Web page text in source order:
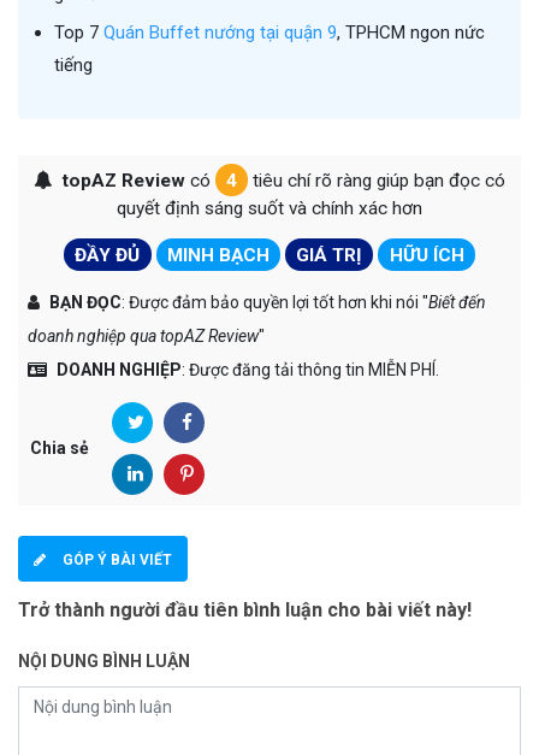
Top 7 Quán Buffet nướng tại quận 9, TPHCM ngon nức
tiếng
topAZ Reviewcó 4
tiêu chí rõ ràng giúp bạn đọc có
quyết định sáng suốt và chính xác hơn
ĐẦY ĐỦ MINH BẠCH GIÁ TRỊ HỮU ÍCH
BẠN ĐỌC: Được đảm bảo quyền lợi tốt hơn khi nói "Biết đến
doanh nghiệp qua topAZ Review"
DOANH NGHIỆP: Được đăng tải thông tin MIỄN PHÍ.
Chia sẻ
GÓP Ý BÀI VIẾT
Trở thành người đầu tiên bình luận cho bài viết này!
NỘI DUNG BÌNH LUẬN